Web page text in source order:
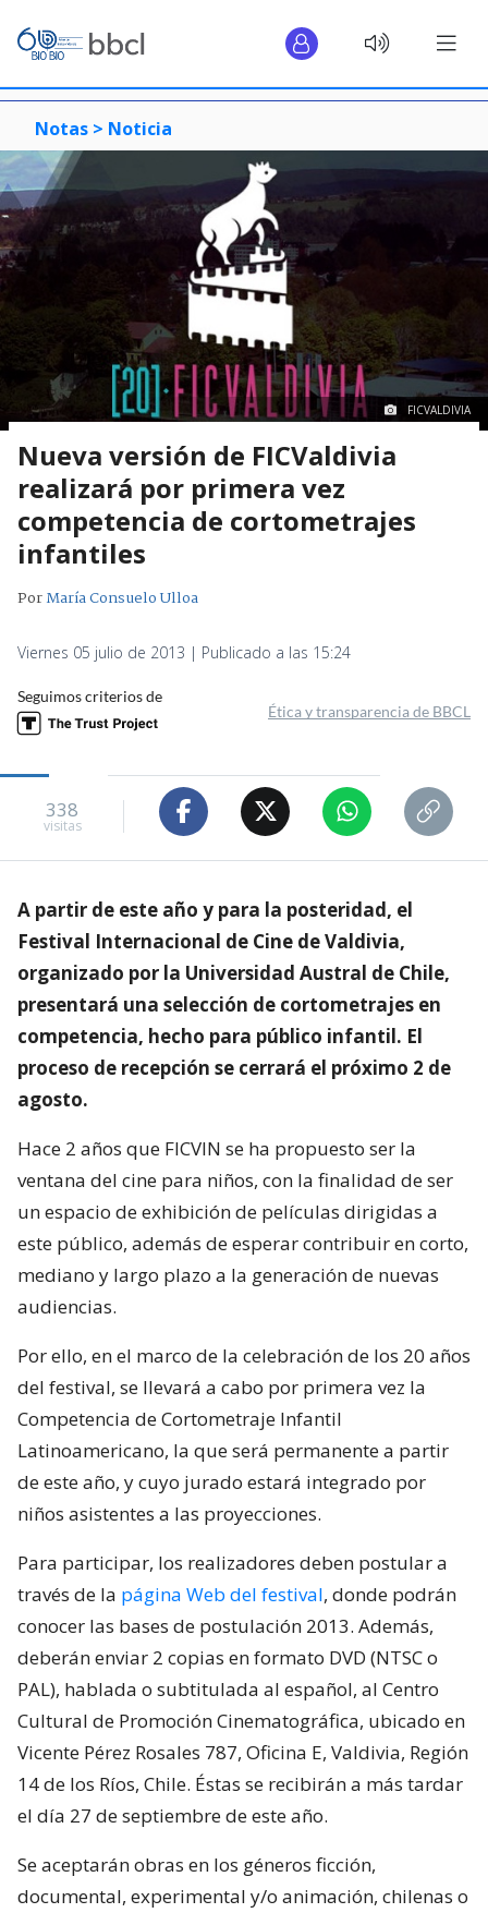
Notas > Noticia
FICVALDIVIA
Nueva versión de FICValdivia
realizará por primera vez
competencia de cortometrajes
infantiles
PorMaría Consuelo Ulloa
Viernes 05 julio de 2013 | Publicado a las 15:24
Seguimos criterios de
Ética y transparencia de BBCL
338
visitas
A partir de este año y para la posteridad, el
Festival Internacional de Cine de Valdivia,
organizado por la Universidad Austral de Chile,
presentará una selección de cortometrajes en
competencia, hecho para público infantil. El
proceso de recepción se cerrará el próximo 2 de
agosto.
Hace 2 años que FICVIN se ha propuesto ser la
ventana del cine para niños, con la finalidad de ser
un espacio de exhibición de películas dirigidas a
este público, además de esperar contribuir en corto,
mediano y largo plazo a la generación de nuevas
audiencias.
Por ello, en el marco de la celebración de los 20 años
del festival, se llevará a cabo por primera vez la
Competencia de Cortometraje Infantil
Latinoamericano, la que será permanente a partir
de este año, y cuyo jurado estará integrado por
niños asistentes a las proyecciones.
Para participar, los realizadores deben postular a
través de la página Web del festival, donde podrán
conocer las bases de postulación 2013. Además,
deberán enviar 2 copias en formato DVD (NTSC o
PAL), hablada o subtitulada al español, al Centro
Cultural de Promoción Cinematográfica, ubicado en
Vicente Pérez Rosales 787, Oficina E, Valdivia, Región
14 de los Ríos, Chile. Éstas se recibirán a más tardar
el día 27 de septiembre de este año.
Se aceptarán obras en los géneros ficción,
documental, experimental y/o animación, chilenas o